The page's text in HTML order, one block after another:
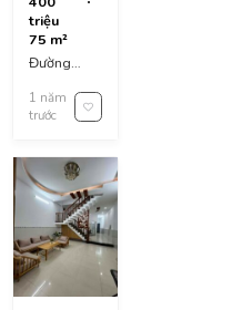
chợ đống
đa.thanh
bình
triệu
75 m²
Đường
2, Thanh
Bình, Hải
District, Da
Nang,
Vietnam
1 năm
trước